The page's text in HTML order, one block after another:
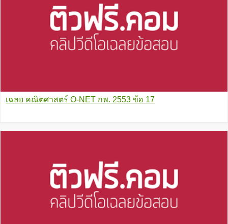
เฉลย คณิตศาสตร์ O-NET กพ. 2553 ข้อ 17